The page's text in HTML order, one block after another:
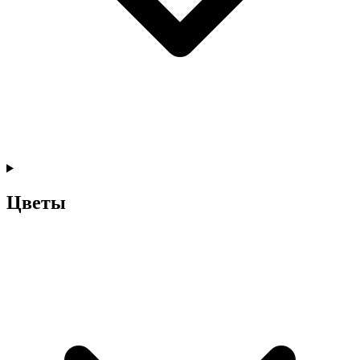
Цветы